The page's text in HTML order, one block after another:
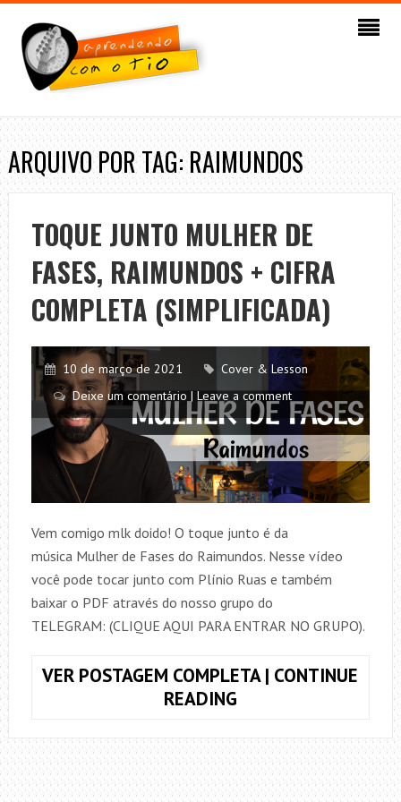
ARQUIVO POR TAG: RAIMUNDOS
TOQUE JUNTO MULHER DE
FASES, RAIMUNDOS + CIFRA
COMPLETA (SIMPLIFICADA)
10 de março de 2021
Cover & Lesson
Deixe um comentário | Leave a comment
Vem comigo mlk doido! O toque junto é da
música Mulher de Fases do Raimundos. Nesse vídeo
você pode tocar junto com Plínio Ruas e também
baixar o PDF através do nosso grupo do
TELEGRAM: (CLIQUE AQUI PARA ENTRAR NO GRUPO).
VER POSTAGEM COMPLETA | CONTINUE
READINGTOQUE
MULHER
DE
FASES,